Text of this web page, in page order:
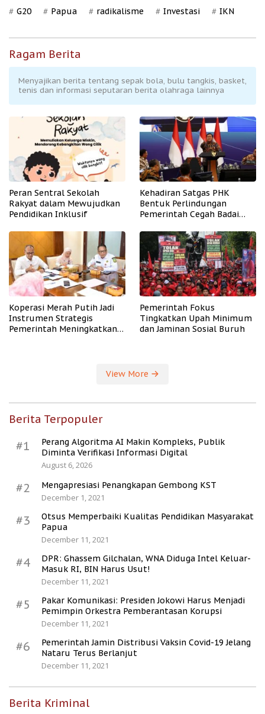
G20 Papua radikalisme Investasi IKN
Ragam Berita
Menyajikan berita tentang sepak bola, bulu tangkis, basket,
tenis dan informasi seputaran berita olahraga lainnya
Peran Sentral Sekolah
Rakyat dalam Mewujudkan
Pendidikan Inklusif
Kehadiran Satgas PHK
Bentuk Perlindungan
Pemerintah Cegah Badai
Koperasi Merah Putih Jadi
Instrumen Strategis
Pemerintah Meningkatkan
Pemerintah Fokus
Tingkatkan Upah Minimum
dan Jaminan Sosial Buruh
View More
Berita Terpopuler
#1
Perang Algoritma AI Makin Kompleks, Publik
Diminta Verifikasi Informasi Digital
August 6, 2026
#2
Mengapresiasi Penangkapan Gembong KST
December 1, 2021
#3
Otsus Memperbaiki Kualitas Pendidikan Masyarakat
Papua
December 11, 2021
#4
DPR: Ghassem Gilchalan, WNA Diduga Intel Keluar-
Masuk RI, BIN Harus Usut!
December 11, 2021
#5
Pakar Komunikasi: Presiden Jokowi Harus Menjadi
Pemimpin Orkestra Pemberantasan Korupsi
December 11, 2021
#6
Pemerintah Jamin Distribusi Vaksin Covid-19 Jelang
Nataru Terus Berlanjut
December 11, 2021
Berita Kriminal